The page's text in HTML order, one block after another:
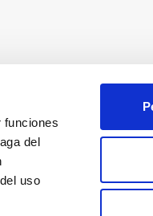
funciones
del
uso
Redes sociales
Descarga